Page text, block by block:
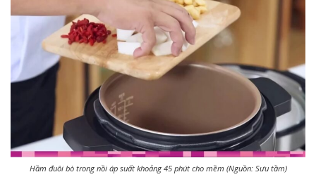
Hầm đuôi bò trong nồi áp suất khoảng 45 phút cho mềm (Nguồn: Sưu tầm)